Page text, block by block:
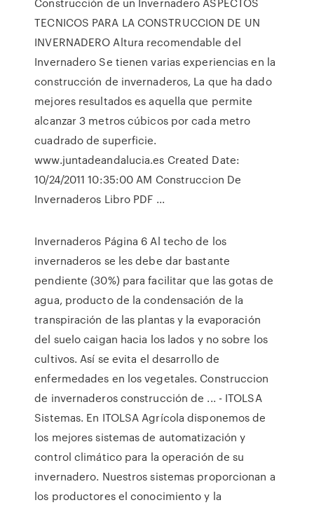
TECNICOS PARA LA CONSTRUCCION DE UN
INVERNADERO Altura recomendable del
Invernadero Se tienen varias experiencias en la
construcción de invernaderos, La que ha dado
mejores resultados es aquella que permite
alcanzar 3 metros cúbicos por cada metro
cuadrado de superficie.
www.juntadeandalucia.es Created Date:
10/24/2011 10:35:00 AM Construccion De
Invernaderos Libro PDF ...
Invernaderos Página 6 Al techo de los
invernaderos se les debe dar bastante
pendiente (30%) para facilitar que las gotas de
agua, producto de la condensación de la
transpiración de las plantas y la evaporación
del suelo caigan hacia los lados y no sobre los
cultivos. Así se evita el desarrollo de
enfermedades en los vegetales. Construccion
de invernaderos construcción de ... - ITOLSA
Sistemas. En ITOLSA Agrícola disponemos de
los mejores sistemas de automatización y
control climático para la operación de su
invernadero. Nuestros sistemas proporcionan a
los productores el conocimiento y la